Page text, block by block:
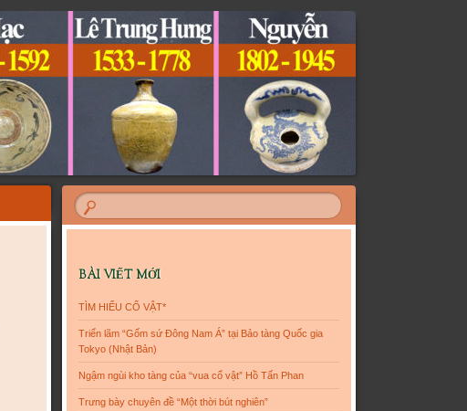
BÀI VIẾT MỚI
TÌM HIỂU CỔ VẬT*
Triển lãm “Gốm sứ Đông Nam Á” tại Bảo tàng Quốc gia
Tokyo (Nhật Bản)
Ngậm ngùi kho tàng của “vua cổ vật” Hồ Tấn Phan
Trưng bày chuyên đề “Một thời bút nghiên”